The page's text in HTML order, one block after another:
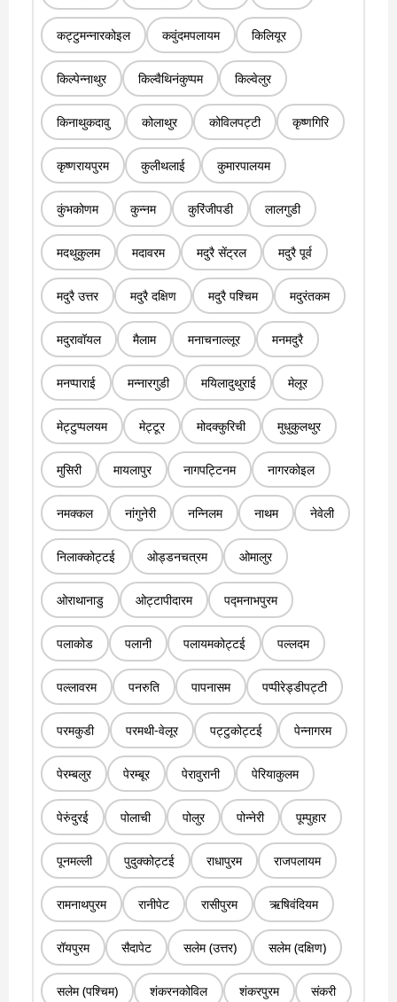
कट्टुमन्नारकोइल कवुंदमपलायम किलियूर
किल्पेन्नाथुर किल्वैथिनंकुप्पम किल्वेलुर
किनाथुकदावु कोलाथुर कोविलपट्टी कृष्णगिरि
कृष्णरायपुरम कुलीथलाई कुमारपालयम
कुंभकोणम कुन्नम कुरिंजीपडी लालगुडी
मदथुकुलम मदावरम मदुरै सेंट्रल मदुरै पूर्व
मदुरै उत्तर मदुरै दक्षिण मदुरै पश्चिम मदुरंतकम
मदुरावॉयल मैलाम मनाचनाल्लूर मनमदुरै
मनप्पाराई मन्नारगुडी मयिलादुथुराई मेलूर
मेट्टुप्पलयम मेट्टूर मोदक्कुरिची मुधुकुलथुर
मुसिरी मायलापुर नागपट्टिनम नागरकोइल
नमक्कल नांगुनेरी नन्निलम नाथम नेवेली
निलाक्कोट्टई ओड्डनचत्रम ओमालुर
ओराथानाडु ओट्टापीदारम पद्मनाभपुरम
पलाकोड पलानी पलायमकोट्टई पल्लदम
पल्लावरम पनरुति पापनासम पप्पीरेड्डीपट्टी
परमकुडी परमथी-वेलूर पट्टुकोट्टई पेन्नागरम
पेरम्बलुर पेरम्बूर पेरावुरानी पेरियाकुलम
पेरुंदुरई पोलाची पोलुर पोन्नेरी पूम्पुहार
पूनमल्ली पुदुक्कोट्टई राधापुरम राजपलायम
रामनाथपुरम रानीपेट रासीपुरम ऋषिवंदियम
रॉयपुरम सैदापेट सलेम (उत्तर) सलेम (दक्षिण)
सलेम (पश्चिम) शंकरनकोविल शंकरपुरम संकरी